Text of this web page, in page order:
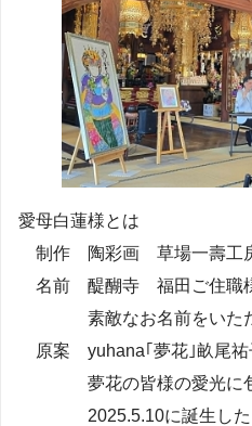
愛母白蓮様とは
制作 陶彩画 草場一壽工
名前 醍醐寺 福田ご住職
素敵なお名前をいただ
原案 yuhana｢夢花｣畝尾祐
夢花の皆様の愛光に包
2025.5.10に誕生した